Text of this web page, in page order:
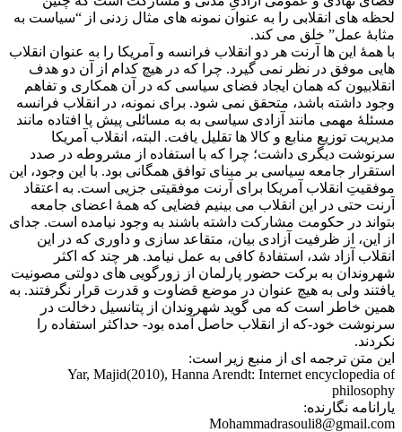
لحظه های انقلابی را به عنوان نمونه های مثال زدنی از “سیاست به
مثابۀ عمل” خلق می کند.
با همۀ این ها آرنت هر دو انقلاب فرانسه و آمریکا را به عنوان انقلاب
هایی موفق در نظر نمی گیرد. چرا که در هیچ کدام از آن دو هدف
انقلابیون که همان ایجاد فضای سیاسی که در آن همکاری و تفاهم
وجود داشته باشد، متحقق نمی شود. برای نمونه، در انقلاب فرانسه
مسئلۀ مهمی مانند آزادی سیاسی به به مسائلی پیش پا افتاده مانند
مدیریت توزیع منابع و کالا ها تقلیل یافت. البته، انقلاب آمریکا
سرنوشت دیگری داشت؛ چرا که با استفاده از مشروطه در صدد
استقرار جامعه سیاسی بر مبنای توافق همگانی بود. با این وجود، این
موفقیتِ انقلاب آمریکا برای آرنت موفقیتی جزیی است. به اعتقاد
آرنت حتی در این انقلاب می بینیم فضایی که همۀ اعضای جامعه
بتواند در حکومت مشارکت داشته باشند به وجود نیامده است. جدای
از این، از ظرفیت آزادی بیان، متقاعد سازی و داوری که در این
انقلاب آزاد شد، استفادۀ کافی به عمل نیامد. هر چند که اکثر
شهروندان به برکت حضور پارلمان از زورگویی های دولتی مصونیت
یافتند ولی به هیچ عنوان در موضع قضاوت و قدرت قرار نگرفتند. به
همین خاطر است که می گوید شهروندان از پتانسیل دخالت در
سرنوشت خود-که از انقلاب حاصل آمده بود- حداکثر استفاده را
نکردند.
این متن ترجمه ای از منبع زیر است:
Yar, Majid(2010), Hanna Arendt: Internet encyclopedia of
philosophy
یارانامه نگارنده:
Mohammadrasouli8@gmail.com